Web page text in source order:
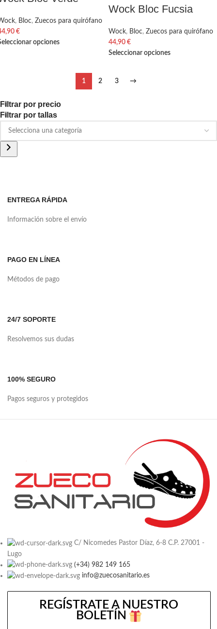
Filtrar por precio
Filtrar por tallas
, Bloc, Zuecos para quirófano
€
opciones
Wock Bloc Fucsia
Wock, Bloc, Zuecos para quirófano
44,90 €
Seleccionar opciones
1 2 3 →
ENTREGA RÁPIDA
Información sobre el envío
PAGO EN LÍNEA
Métodos de pago
24/7 SOPORTE
Resolvemos sus dudas
100% SEGURO
Pagos seguros y protegidos
C/ Nicomedes Pastor Díaz, 6-8 C.P. 27001 -
Lugo
(+34) 982 149 165
info@zuecosanitario.es
REGÍSTRATE A NUESTRO
BOLETÍN